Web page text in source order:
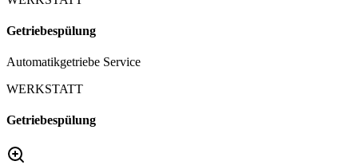
Getriebespülung
Automatikgetriebe Service
WERKSTATT
Getriebespülung